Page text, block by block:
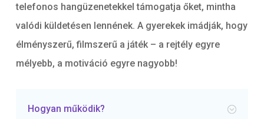
telefonos hangüzenetekkel támogatja őket, mintha
valódi küldetésen lennének. A gyerekek imádják, hogy
élményszerű, filmszerű a játék – a rejtély egyre
mélyebb, a motiváció egyre nagyobb!
Hogyan működik?